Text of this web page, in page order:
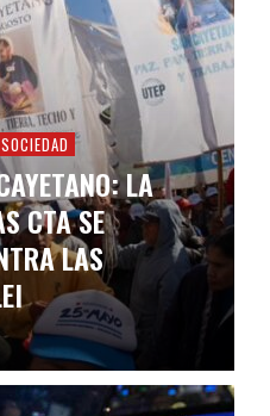
SOCIEDAD
LA
CTA SE
LAS